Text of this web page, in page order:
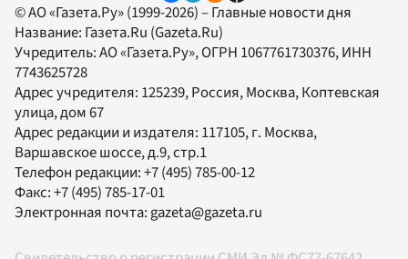
© АО «Газета.Ру» (1999-2026) – Главные новости дня
Название: Газета.Ru (Gazeta.Ru)
Учредитель:АО «Газета.Ру», ОГРН 1067761730376, ИНН
7743625728
Адрес учредителя: 125239, Россия, Москва, Коптевская
улица, дом 67
Адрес редакции и издателя: 117105, г. Москва,
Варшавское шоссе, д.9, стр.1
Телефон редакции:+7 (495) 785-00-12
Факс:+7 (495) 785-17-01
Электронная почта: gazeta@gazeta.ru